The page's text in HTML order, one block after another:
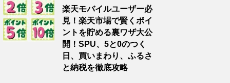
楽天モバイルユーザー必
見！楽天市場で賢くポイ
ントを貯める裏ワザ大公
開！SPU、5と0のつく
日、買いまわり、ふるさ
と納税を徹底攻略